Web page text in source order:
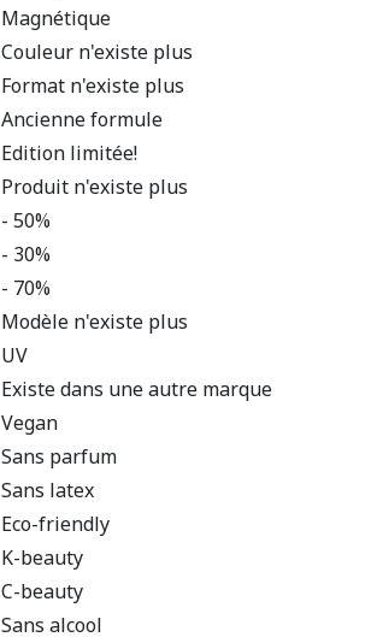
Magnétique
Couleur n'existe plus
Format n'existe plus
Ancienne formule
Edition limitée!
Produit n'existe plus
- 50%
- 30%
- 70%
Modèle n'existe plus
UV
Existe dans une autre marque
Vegan
Sans parfum
Sans latex
Eco-friendly
K-beauty
C-beauty
Sans alcool